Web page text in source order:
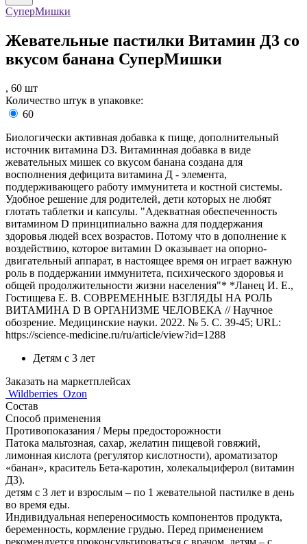
СуперМишки
Жевательные пастилки Витамин Д3 со
вкусом банана СуперМишки
, 60 шт
Количество штук в упаковке:
60
Биологически активная добавка к пище, дополнительный
источник витамина D3. Витаминная добавка в виде
жевательных мишек со вкусом банана создана для
восполнения дефицита витамина Д - элемента,
поддерживающего работу иммунитета и костной системы.
Удобное решение для родителей, дети которых не любят
глотать таблетки и капсулы. "Адекватная обеспеченность
витамином D принципиально важна для поддержания
здоровья людей всех возрастов. Потому что в дополнение к
воздействию, которое витамин D оказывает на опорно-
двигательный аппарат, в настоящее время он играет важную
роль в поддержании иммунитета, психического здоровья и
общей продолжительности жизни населения"* *Ланец И. Е.,
Гостищева Е. В. СОВРЕМЕННЫЕ ВЗГЛЯДЫ НА РОЛЬ
ВИТАМИНА D В ОРГАНИЗМЕ ЧЕЛОВЕКА // Научное
обозрение. Медицинские науки. 2022. № 5. С. 39-45; URL:
https://science-medicine.ru/ru/article/view?id=1288
Детям с 3 лет
Заказать на маркетплейсах
Wildberries Ozon
Состав
Способ применения
Противопоказания / Меры предосторожности
Патока мальтозная, сахар, желатин пищевой говяжий,
лимонная кислота (регулятор кислотности), ароматизатор
«банан», краситель Бета-каротин, холекальциферол (витамин
Д3).
детям с 3 лет и взрослым – по 1 жевательной пастилке в день
во время еды.
Индивидуальная непереносимость компонентов продукта,
беременность, кормление грудью. Перед применением
рекомендуется проконсультироваться с врачом, детям – с